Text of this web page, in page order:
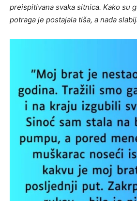
preispitivana svaka sitnica. Kako su
potraga je postajala tiša, a nada